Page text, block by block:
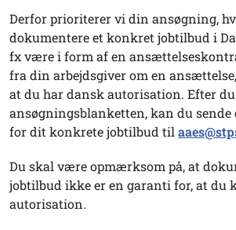
Derfor prioriterer vi din ansøgning,
dokumentere et konkret jobtilbud i
fx være i form af en
fra din arbejdsgiver om en
at du har dansk autorisation. Efter
ansøgningsblanketten, kan du
for dit konkrete jobtilbud til
Du skal være opmærksom på, at
jobtilbud ikke er en garanti for, at du
autorisation.